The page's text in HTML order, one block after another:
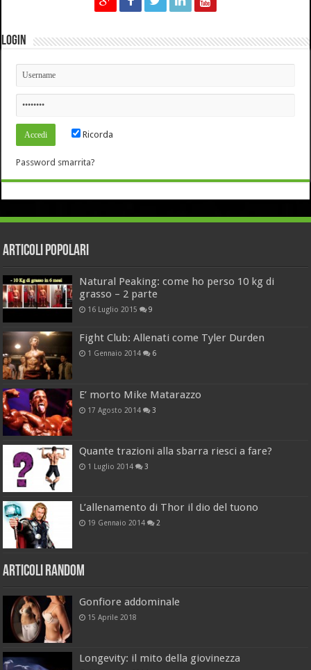
Login
Ricorda
Password smarrita?
Articoli Popolari
Natural Peaking: come ho perso 10 kg di
grasso – 2 parte
16 Luglio 2015 9
Fight Club: Allenati come Tyler Durden
1 Gennaio 2014 6
E’ morto Mike Matarazzo
17 Agosto 2014 3
Quante trazioni alla sbarra riesci a fare?
1 Luglio 2014 3
L’allenamento di Thor il dio del tuono
19 Gennaio 2014 2
Articoli Random
Gonfiore addominale
15 Aprile 2018
Longevity: il mito della giovinezza